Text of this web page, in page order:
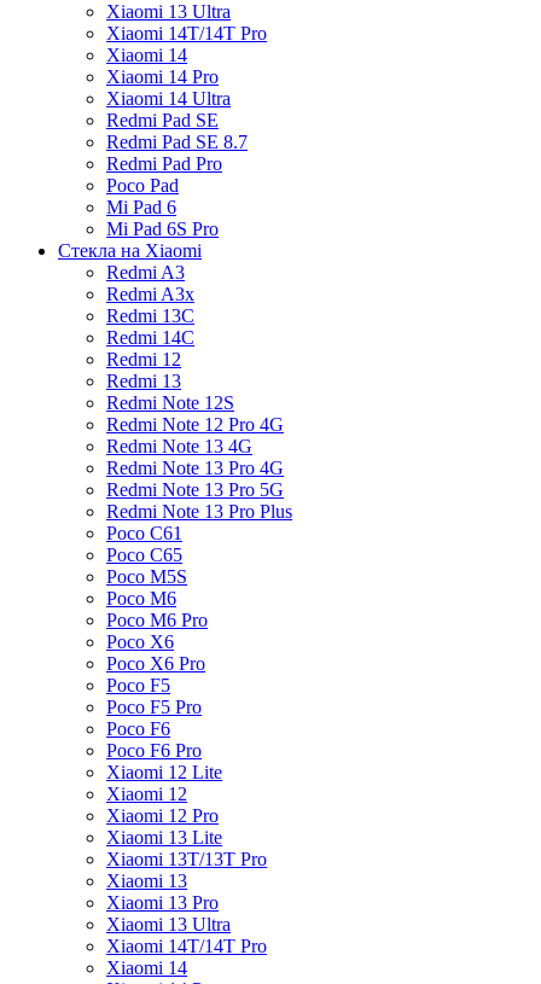
Xiaomi 13 Ultra
Xiaomi 14T/14T Pro
Xiaomi 14
Xiaomi 14 Pro
Xiaomi 14 Ultra
Redmi Pad SE
Redmi Pad SE 8.7
Redmi Pad Pro
Poco Pad
Mi Pad 6
Mi Pad 6S Pro
Стекла на Xiaomi
Redmi A3
Redmi A3x
Redmi 13C
Redmi 14C
Redmi 12
Redmi 13
Redmi Note 12S
Redmi Note 12 Pro 4G
Redmi Note 13 4G
Redmi Note 13 Pro 4G
Redmi Note 13 Pro 5G
Redmi Note 13 Pro Plus
Poco C61
Poco C65
Poco M5S
Poco M6
Poco M6 Pro
Poco X6
Poco X6 Pro
Poco F5
Poco F5 Pro
Poco F6
Poco F6 Pro
Xiaomi 12 Lite
Xiaomi 12
Xiaomi 12 Pro
Xiaomi 13 Lite
Xiaomi 13T/13T Pro
Xiaomi 13
Xiaomi 13 Pro
Xiaomi 13 Ultra
Xiaomi 14T/14T Pro
Xiaomi 14